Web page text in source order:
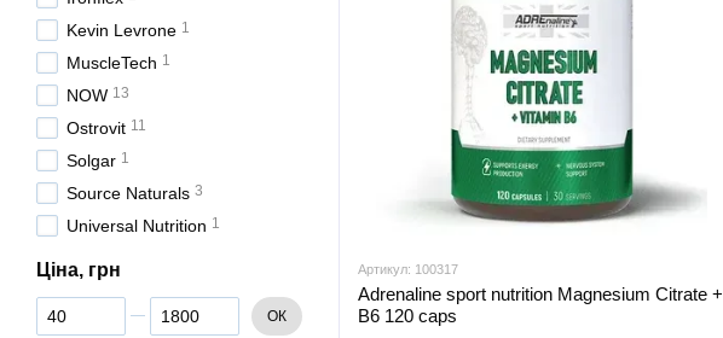
Артикул: 100317
Adrenaline sport nutrition Magnesium Citrate +
B6 120 caps
Kevin Levrone 1
MuscleTech 1
NOW 13
Ostrovit 11
Solgar 1
Source Naturals 3
Universal Nutrition 1
Ціна, грн
Від Ціна, грн
До Ціна, грн ОК